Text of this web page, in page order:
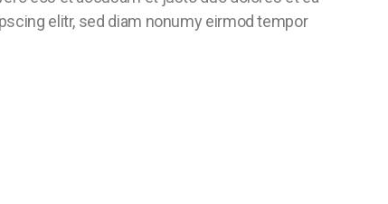
elitr, sed diam nonumy eirmod tempor